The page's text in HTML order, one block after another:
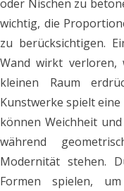
oder Nischen zu
wichtig, die
zu berücksichtigen.
Wand wirkt
kleinen Raum
Kunstwerke spielt
können Weichheit
während
Modernität stehen.
Formen spielen,